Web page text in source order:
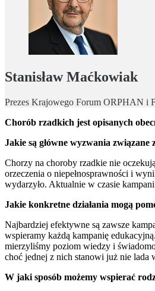
Stanisław Maćkowiak
Prezes Krajowego Forum ORPHAN i
Chorób rzadkich jest opisanych
Jakie są główne wyzwania
Chorzy na choroby rzadkie nie
orzeczenia o niepełnosprawności i
wydarzyło. Aktualnie w czasie
Jakie konkretne działania mogą
Najbardziej efektywne są zawsze
wspieramy każdą kampanię
mierzyliśmy poziom wiedzy i
choć jednej z nich stanowi już nie lada
W jaki sposób możemy wspierać